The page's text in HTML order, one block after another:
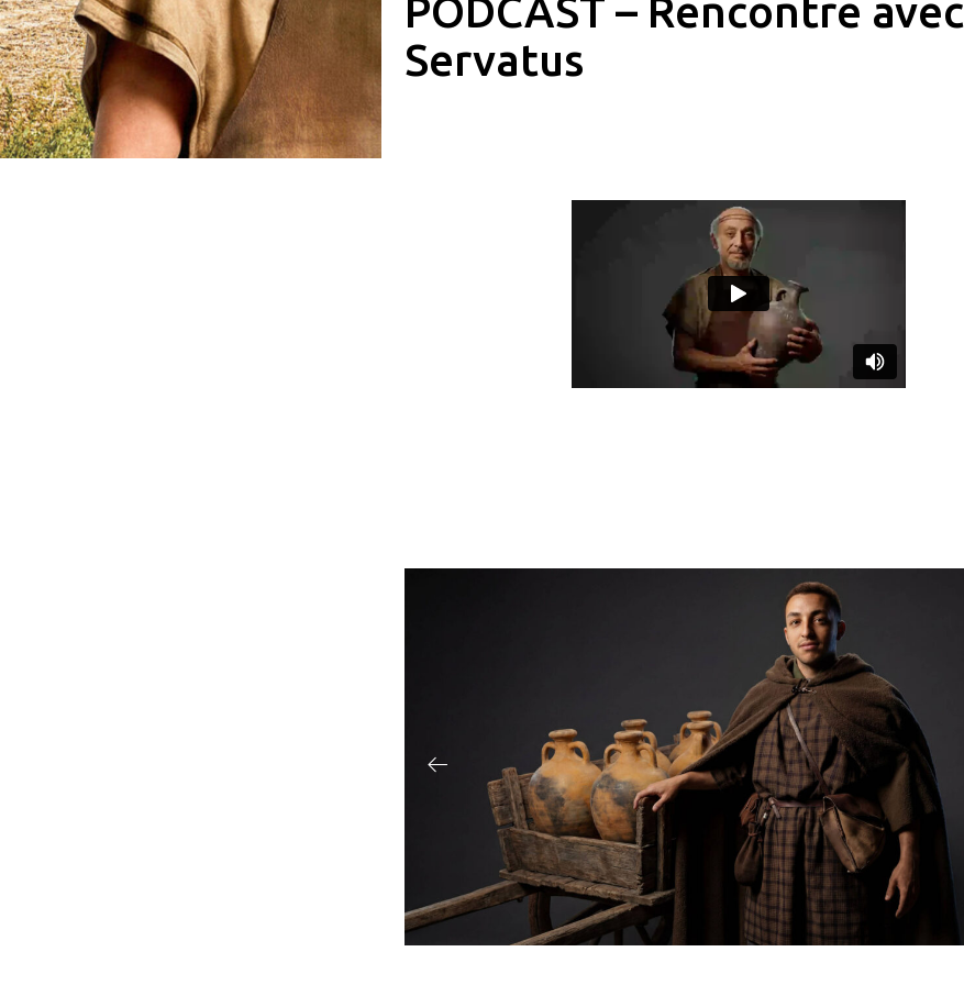
PODCAST – Rencontre avec
Servatus